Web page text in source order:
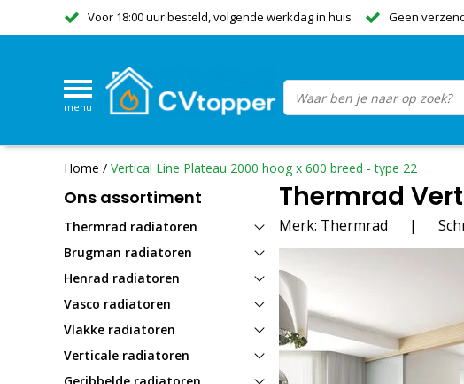
Voor 18:00 uur besteld, volgende werkdag in huis Geen
menu
Home / Vertical Line Plateau 2000 hoog x 600 breed - type 22
Ons assortiment
Thermrad radiatoren
Brugman radiatoren
Henrad radiatoren
Vasco radiatoren
Vlakke radiatoren
Verticale radiatoren
Thermrad
Merk: Thermrad |